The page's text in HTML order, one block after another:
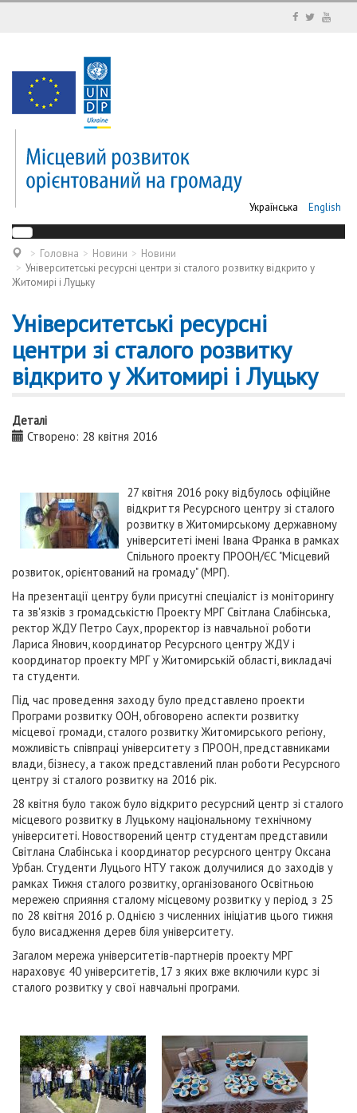
Українська English
Головна Новини
Новини
Університетські ресурсні центри зі сталого розвитку відкрито у
Житомирі і Луцьку
Університетські ресурсні
центри зі сталого розвитку
відкрито у Житомирі і Луцьку
Деталі
Створено: 28 квітня 2016
27 квітня 2016 року відбулось офіційне
відкриття Ресурсного центру зі сталого
розвитку в Житомирському державному
університеті імені Івана Франка в рамках
Спільного проекту ПРООН/ЄС "Місцевий
розвиток, орієнтований на громаду" (МРГ).
На презентації центру були присутні спеціаліст із моніторингу
та зв'язків з громадськістю Проекту МРГ Світлана Слабінська,
ректор ЖДУ Петро Саух, проректор із навчальної роботи
Лариса Янович, координатор Ресурсного центру ЖДУ і
координатор проекту МРГ у Житомирській області, викладачі
та студенти.
Під час проведення заходу було представлено проекти
Програми розвитку ООН, обговорено аспекти розвитку
місцевої громади, сталого розвитку Житомирського регіону,
можливість співпраці університету з ПРООН, представниками
влади, бізнесу, а також представлений план роботи Ресурсного
центру зі сталого розвитку на 2016 рік.
28 квітня було також було відкрито ресурсний центр зі сталого
місцевого розвитку в Луцькому національному технічному
університеті. Новостворений центр студентам представили
Світлана Слабінська і координатор ресурсного центру Оксана
Урбан. Студенти Луцього НТУ також долучилися до заходів у
рамках Тижня сталого розвитку, організованого Освітньою
мережею сприяння сталому місцевому розвитку у період з 25
по 28 квітня 2016 р. Однією з численних ініціатив цього тижня
було висадження дерев біля університету.
Загалом мережа університетів-партнерів проекту МРГ
нараховує 40 університетів, 17 з яких вже включили курс зі
сталого розвитку у свої навчальні програми.